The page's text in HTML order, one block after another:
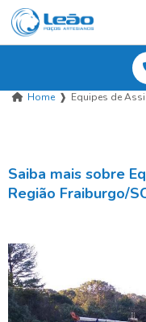
Home ❱ Equipes de
Saiba mais sobre
Região Fraiburgo/